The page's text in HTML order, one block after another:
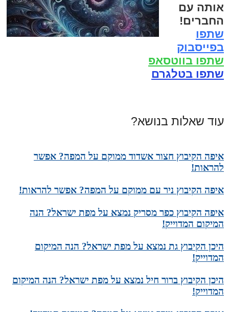
אותה עם
החברים!
שתפו
בפייסבוק
שתפו בווטסאפ
שתפו בטלגרם
עוד שאלות בנושא?
איפה הקיבוץ חצור אשדוד ממוקם על המפה? אפשר
להראות!
איפה הקיבוץ ניר עם ממוקם על המפה? אפשר להראות!
איפה הקיבוץ כפר מסריק נמצא על מפת ישראל? הנה
המיקום המדוייק!
היכן הקיבוץ גת נמצא על מפת ישראל? הנה המיקום
המדוייק!
היכן הקיבוץ ברור חיל נמצא על מפת ישראל? הנה המיקום
המדוייק!